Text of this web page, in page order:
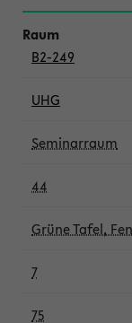
B2-249
UHG
Seminarraum
44
Grüne Tafel,
7
75